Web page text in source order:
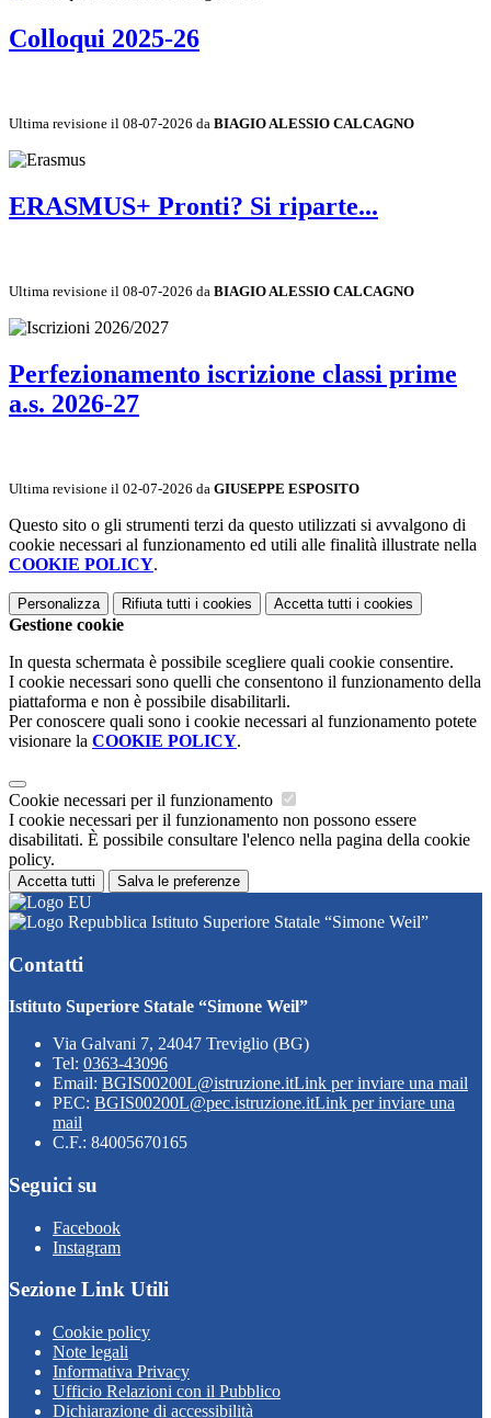
Colloqui 2025-26
Ultima revisione il 08-07-2026 da BIAGIO ALESSIO CALCAGNO
ERASMUS+ Pronti? Si riparte...
Ultima revisione il 08-07-2026 da BIAGIO ALESSIO CALCAGNO
Perfezionamento iscrizione classi prime
a.s. 2026-27
Ultima revisione il 02-07-2026 da GIUSEPPE ESPOSITO
Questo sito o gli strumenti terzi da questo utilizzati si avvalgono di
cookie necessari al funzionamento ed utili alle finalità illustrate nella
COOKIE POLICY.
Personalizza Rifiuta tutti i cookies Accetta tutti i cookies
Gestione cookie
In questa schermata è possibile scegliere quali cookie consentire.
I cookie necessari sono quelli che consentono il funzionamento della
piattaforma e non è possibile disabilitarli.
Per conoscere quali sono i cookie necessari al funzionamento potete
visionare la COOKIE POLICY.
Cookie necessari per il funzionamento
I cookie necessari per il funzionamento non possono essere
disabilitati. È possibile consultare l'elenco nella pagina della cookie
policy.
Accetta tutti Salva le preferenze
Istituto Superiore Statale “Simone Weil”
Contatti
Istituto Superiore Statale “Simone Weil”
Via Galvani 7, 24047 Treviglio (BG)
Tel: 0363-43096
Email: BGIS00200L@istruzione.itLink per inviare una mail
PEC: BGIS00200L@pec.istruzione.itLink per inviare una
mail
C.F.: 84005670165
Seguici su
Facebook
Instagram
Sezione Link Utili
Cookie policy
Note legali
Informativa Privacy
Ufficio Relazioni con il Pubblico
Dichiarazione di accessibilità